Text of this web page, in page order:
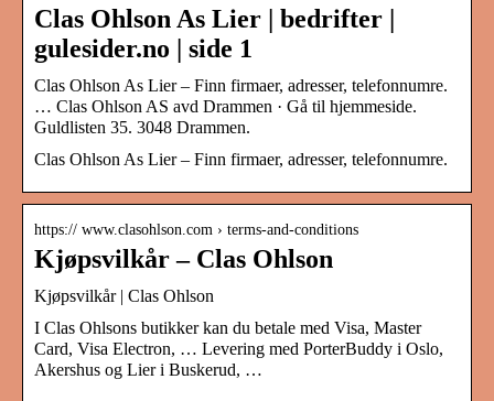
Clas Ohlson As Lier | bedrifter |
gulesider.no | side 1
Clas Ohlson As Lier – Finn firmaer, adresser, telefonnumre.
… Clas Ohlson AS avd Drammen · Gå til hjemmeside.
Guldlisten 35. 3048 Drammen.
Clas Ohlson As Lier – Finn firmaer, adresser, telefonnumre.
https:// www.clasohlson.com › terms-and-conditions
Kjøpsvilkår – Clas Ohlson
Kjøpsvilkår | Clas Ohlson
I Clas Ohlsons butikker kan du betale med Visa, Master
Card, Visa Electron, … Levering med PorterBuddy i Oslo,
Akershus og Lier i Buskerud, …